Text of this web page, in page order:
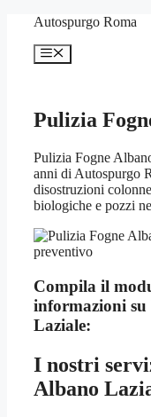
contenuto
Autospurgo Roma
Menu
Pulizia
Pulizia Fogne
anni di Autospurgo
disostruzioni
biologiche e pozzi
Compila il
informazioni su
Laziale:
I nostri
Albano